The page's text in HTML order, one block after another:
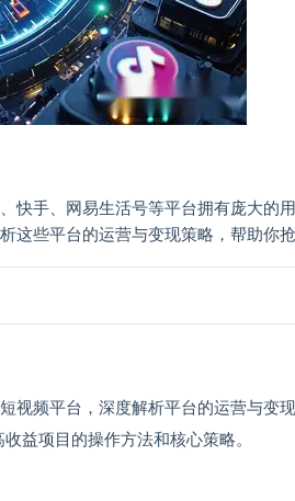
快手、网易生活号等平台拥有庞大的
这些平台的运营与变现策略，帮助你
视频平台，深度解析平台的运营与变现
收益项目的操作方法和核心策略。